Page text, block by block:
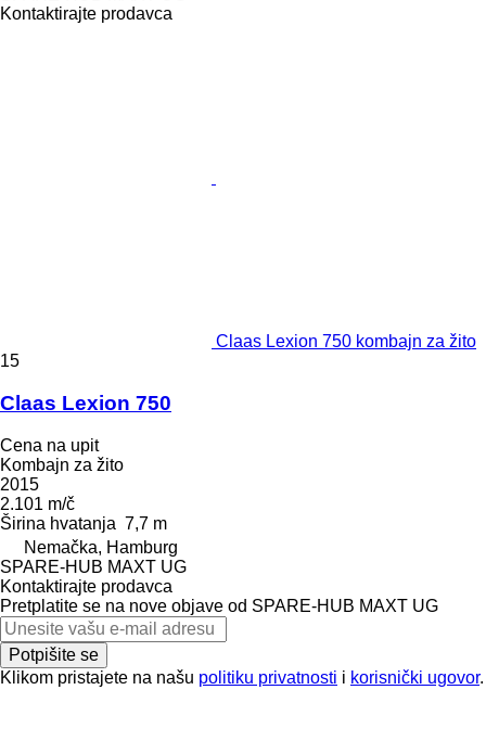
Kontaktirajte prodavca
Claas Lexion 750 kombajn za žito
15
Claas Lexion 750
Cena na upit
Kombajn za žito
2015
2.101 m/č
Širina hvatanja 7,7 m
Nemačka, Hamburg
SPARE-HUB MAXT UG
Kontaktirajte prodavca
Pretplatite se na nove objave od SPARE-HUB MAXT UG
Potpišite se
Klikom pristajete na našu politiku privatnosti i korisnički ugovor.